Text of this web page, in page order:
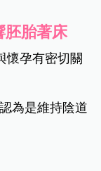
胚胎著床
懷孕有密切關
為是維持陰道